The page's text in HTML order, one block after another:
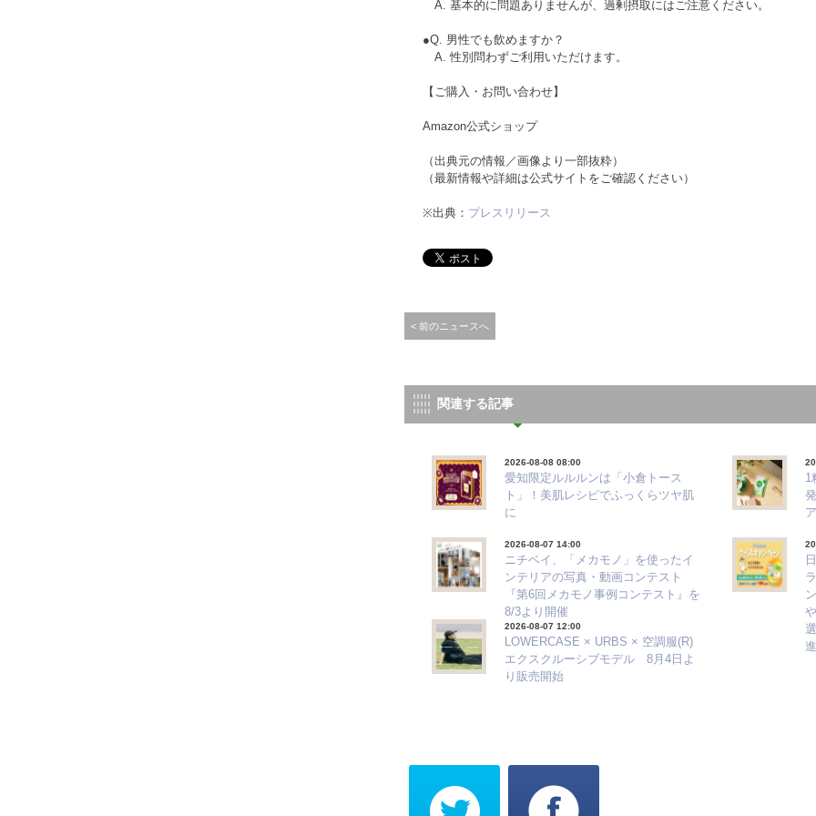
A. 基本的に問題ありませんが、過剰摂取にはご注意ください。
●Q. 男性でも飲めますか？
A. 性別問わずご利用いただけます。
【ご購入・お問い合わせ】
Amazon公式ショップ
（出典元の情報／画像より一部抜粋）
（最新情報や詳細は公式サイトをご確認ください）
※出典： プレスリリース
< 前のニュースへ
関連する記事
2026-08-08 08:00
愛知限定ルルルンは「小倉トース
ト」！美肌レシピでふっくらツヤ肌
に
1
2026-08-07 14:00
ニチベイ、「メカモノ」を使ったイ
ンテリアの写真・動画コンテスト
『第6回メカモノ事例コンテスト』を
8/3より開催
2026-08-07 12:00
LOWERCASE × URBS × 空調服(R)
エクスクルーシブモデル 8月4日よ
り販売開始